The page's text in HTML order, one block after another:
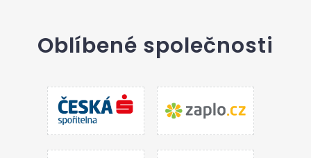
Oblíbené společnosti